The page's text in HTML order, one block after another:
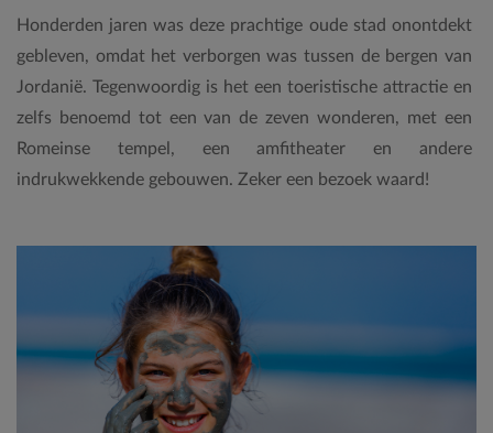
Honderden jaren was deze prachtige oude stad onontdekt
gebleven, omdat het verborgen was tussen de bergen van
Jordanië. Tegenwoordig is het een toeristische attractie en
zelfs benoemd tot een van de zeven wonderen, met een
Romeinse tempel, een amfitheater en andere
indrukwekkende gebouwen. Zeker een bezoek waard!